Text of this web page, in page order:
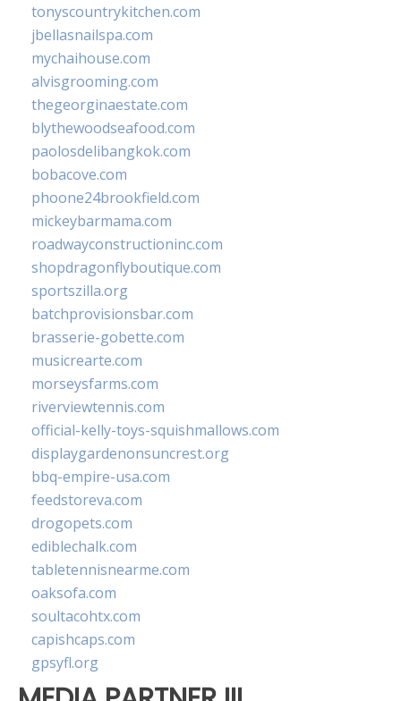
tonyscountrykitchen.com
jbellasnailspa.com
mychaihouse.com
alvisgrooming.com
thegeorginaestate.com
blythewoodseafood.com
paolosdelibangkok.com
bobacove.com
phoone24brookfield.com
mickeybarmama.com
roadwayconstructioninc.com
shopdragonflyboutique.com
sportszilla.org
batchprovisionsbar.com
brasserie-gobette.com
musicrearte.com
morseysfarms.com
riverviewtennis.com
official-kelly-toys-squishmallows.com
displaygardenonsuncrest.org
bbq-empire-usa.com
feedstoreva.com
drogopets.com
ediblechalk.com
tabletennisnearme.com
oaksofa.com
soultacohtx.com
capishcaps.com
gpsyfl.org